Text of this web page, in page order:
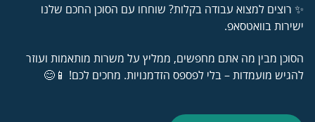
✨ רוצים למצוא עבודה בקלות? שוחחו עם הסוכן החכם שלנו
ישירות בוואטסאפ.
הסוכן מבין מה אתם מחפשים, ממליץ על משרות מותאמות ועוזר
להגיש מועמדות – בלי לפספס הזדמנויות. מחכים לכם! 📱😊